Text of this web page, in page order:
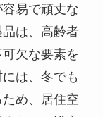
易で頑丈な
は、高齢者
欠な要素を
は、冬でも
め、居住空